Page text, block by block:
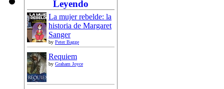
Leyendo
La mujer rebelde: la
historia de Margaret
Sanger
by Peter Bagge
Requiem
by Graham Joyce